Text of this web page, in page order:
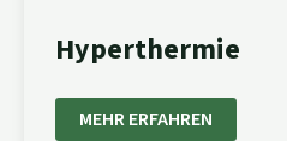
Hyperthermie
MEHR ERFAHREN